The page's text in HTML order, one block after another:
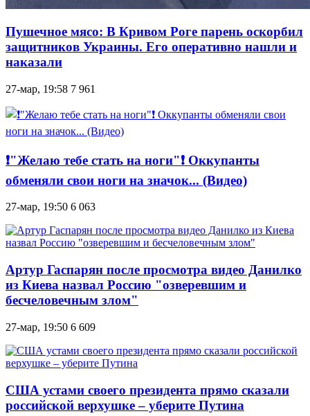
Пушечное мясо: В Кривом Роге парень оскорбил
защитников Украины. Его оперативно нашли и
наказали
27-мар, 19:58 7 961
❗️"Желаю тебе стать на ноги"❗️ Оккупанты
обменяли свои ноги на значок... (Видео)
27-мар, 19:50 6 063
Артур Гаспарян после просмотра видео Данилко
из Киева назвал Россию "озверевшим и
бесчеловечным злом"
27-мар, 19:50 6 609
США устами своего президента прямо сказали
российской верхушке – уберите Путина